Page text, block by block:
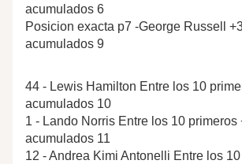
acumulados 6
Posicion exacta p7 -George Russell
acumulados 9
44 - Lewis Hamilton Entre los 10
acumulados 10
1 - Lando Norris Entre los 10 primeros
acumulados 11
12 - Andrea Kimi Antonelli Entre los